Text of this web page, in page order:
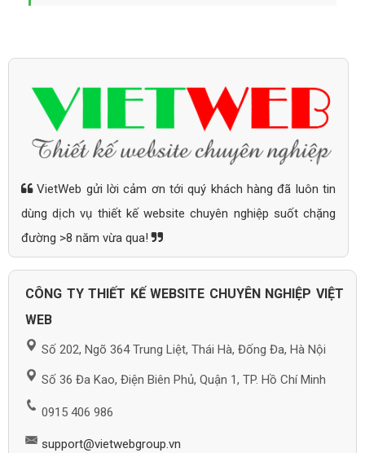
VietWeb gửi lời cảm ơn tới quý khách hàng đã luôn tin
dùng dịch vụ thiết kế website chuyên nghiệp suốt chặng
đường >8 năm vừa qua!
CÔNG TY THIẾT KẾ WEBSITE CHUYÊN NGHIỆP VIỆT
WEB
Số 202, Ngõ 364 Trung Liệt, Thái Hà, Đống Đa, Hà Nội
Số 36 Đa Kao, Điện Biên Phủ, Quận 1, TP. Hồ Chí Minh
0915 406 986
support@vietwebgroup.vn